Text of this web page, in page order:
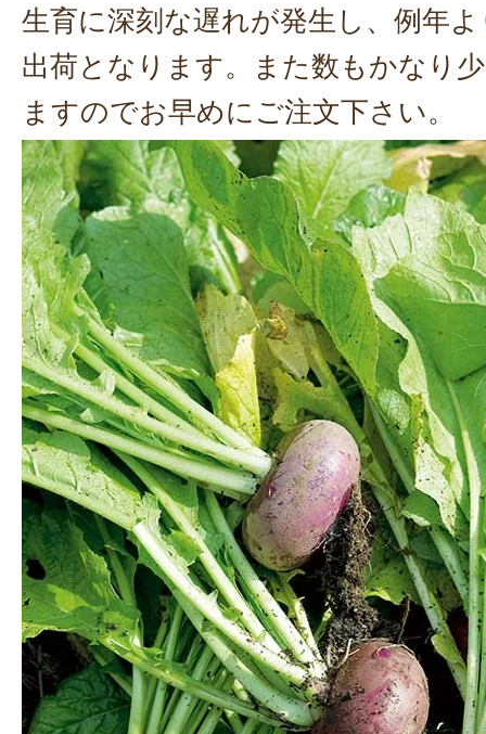
生育に深刻な遅れが発生し、例年
出荷となります。また数もかなり
ますのでお早めにご注文下さい。